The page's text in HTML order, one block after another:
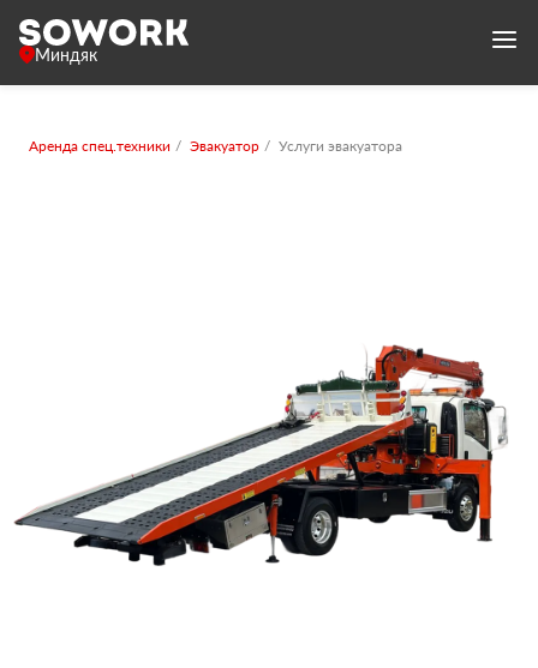
Миндяк
Аренда спец.техники Эвакуатор Услуги эвакуатора